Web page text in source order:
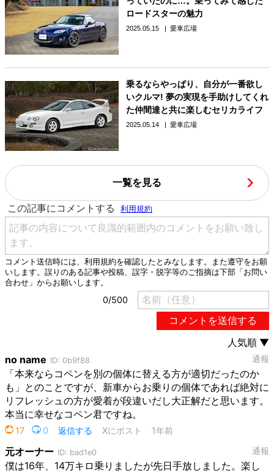
ロードスターの魅力
2025.05.15 愛車広場
乗るならやっぱり、自分が一番欲し
いクルマ! 夢の実現を手助けしてくれ
た仲間達と共に楽しむセリカライフ
2025.05.14 愛車広場
一覧を見る